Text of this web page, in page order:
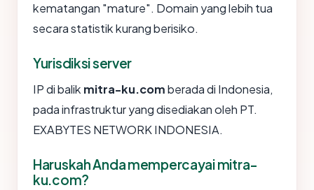
kematangan "mature". Domain yang lebih tua
secara statistik kurang berisiko.
Yurisdiksi server
IP di balik mitra-ku.comberada di Indonesia,
pada infrastruktur yang disediakan oleh PT.
EXABYTES NETWORK INDONESIA.
Haruskah Anda mempercayai mitra-
ku.com?